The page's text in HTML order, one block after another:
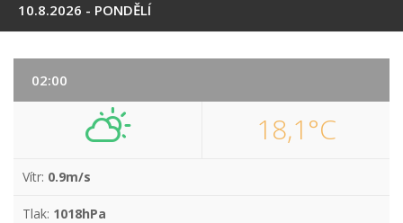
10.8.2026 - PONDĚLÍ
02:00
18,1°C
Vítr: 0.9m/s
Tlak: 1018hPa